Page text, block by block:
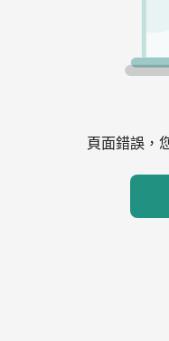
頁面錯誤，